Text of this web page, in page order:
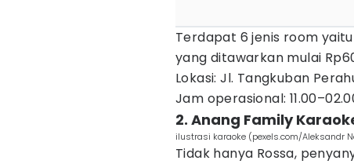
Terdapat 6 jenis room yaitu
yang ditawarkan mulai
Lokasi: Jl. Tangkuban
Jam operasional:
2. Anang Family
ilustrasi karaoke (pexels.com/Aleksandr
Tidak hanya Rossa,